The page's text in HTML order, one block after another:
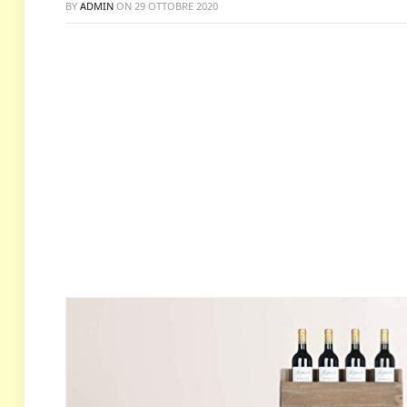
BY ADMIN ON 29 OTTOBRE 2020